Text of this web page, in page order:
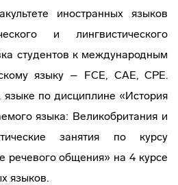
иностранных языков
и лингвистического
студентов к международным
языку – FCE, CAE, CPE.
языке по дисциплине «История
языка: Великобритания и
занятия по курсу
речевого общения» на 4 курсе
языков.